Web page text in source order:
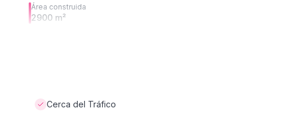
Área construida
2900 m²
Cerca del Tráfico